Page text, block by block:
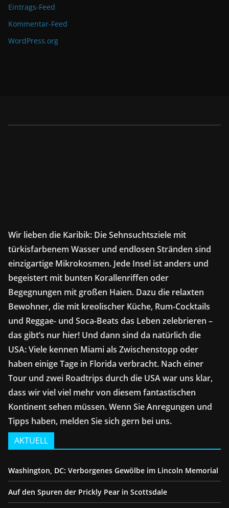
Eintrags-Feed
Kommentar-Feed
WordPress.org
Wir lieben die Karibik: Die Sehnsuchtsziele mit
türkisfarbenem Wasser und endlosen Stränden sind
einzigartige Mikrokosmen. Jede Insel ist anders und
begeistert mit bunten Korallenriffen oder
Begegnungen mit großen Haien. Dazu die relaxten
Bewohner, die mit kreolischer Küche, Rum-Cocktails
und Reggae- und Soca-Beats das Leben zelebrieren –
das gibt’s nur hier! Und dann sind da natürlich die
USA: Viele kennen Miami als Zwischenstopp oder
haben einige Tage in Florida verbracht. Nach einer
Tour und zwei Roadtrips durch die USA war uns klar,
dass wir viel viel mehr von diesem fantastischen
Kontinent sehen müssen. Wenn Sie Anregungen und
Tipps haben, melden Sie sich gern bei uns.
AKTUELL
Washington, DC: Verborgenes Gewölbe im Lincoln Memorial
Auf den Spuren der Prickly Pear in Scottsdale